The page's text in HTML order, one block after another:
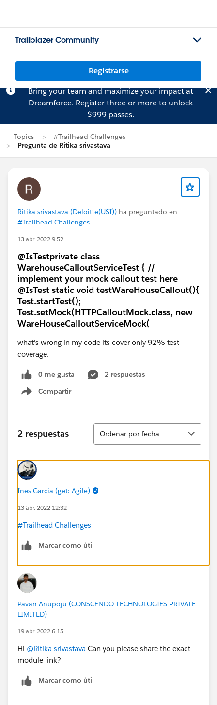
Trailblazer Community
Registrarse
Bring your team and maximize your impact at
Dreamforce. Registerthree or more to unlock
$999 passes.
Topics
#Trailhead Challenges
Pregunta de Ritika srivastava
Ritika srivastava (Deloitte(USI)) ha preguntado en
#Trailhead Challenges
13 abr. 2022 9:52
@IsTestprivate class
WarehouseCalloutServiceTest { //
implement your mock callout test here
@IsTest static void testWareHouseCallout(){
Test.startTest();
Test.setMock(HTTPCalloutMock.class, new
WareHouseCalloutServiceMock(
what's wrong in my code its cover only 92% test
coverage.
0 me gusta
2 respuestas
Compartir
Show menu
2 respuestas
Ordenar
Ordenar por fecha
Ines Garcia (get: Agile)
13 abr. 2022 12:32
#Trailhead Challenges
Marcar como útil
Pavan Anupoju (CONSCENDO TECHNOLOGIES PRIVATE
LIMITED)
19 abr. 2022 6:15
Hi @Ritika srivastava Can you please share the exact
module link?
Marcar como útil